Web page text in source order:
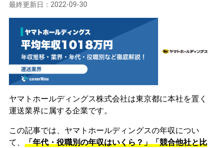
最終更新日： 2022-09-30
ヤマトホールディングス株式会社は東京都に本社を置く
運送業界に属する企業です。
この記事では、ヤマトホールディングスの年収につい
て、 「年代・役職別の年収はいくら？」「競合他社と比